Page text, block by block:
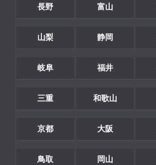
長野 富山
山梨 静岡
岐阜 福井
三重 和歌山
京都 大阪
鳥取 岡山